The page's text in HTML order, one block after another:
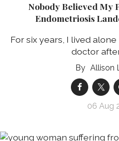
Nobody Believed My
Endometriosis
For six years, I lived
doctor
Allison
06 Aug